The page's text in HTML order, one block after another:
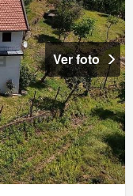
Ver foto